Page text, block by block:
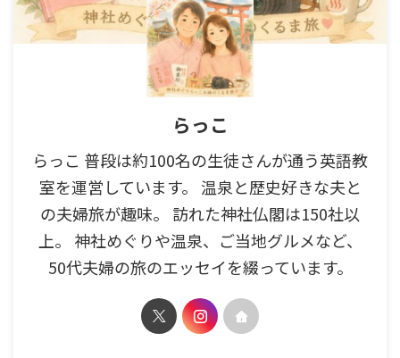
らっこ
らっこ 普段は約100名の生徒さんが通う英語教
室を運営しています。 温泉と歴史好きな夫と
の夫婦旅が趣味。 訪れた神社仏閣は150社以
上。 神社めぐりや温泉、ご当地グルメなど、
50代夫婦の旅のエッセイを綴っています。